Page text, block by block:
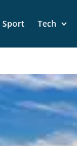
Sport Tech